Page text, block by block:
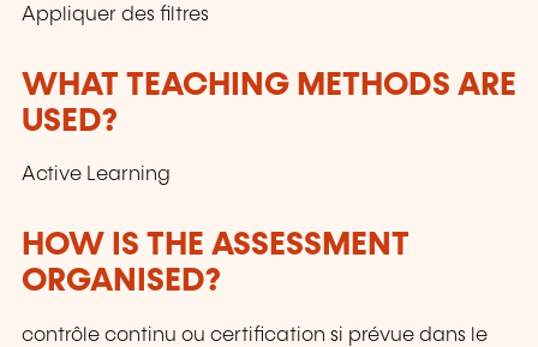
Appliquer des filtres
WHAT TEACHING METHODS ARE
USED?
Active Learning
HOW IS THE ASSESSMENT
ORGANISED?
contrôle continu ou certification si prévue dans le